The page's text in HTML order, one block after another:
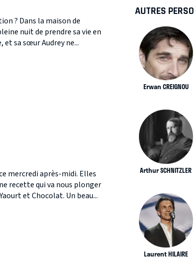
? Dans la maison de
nuit de prendre sa vie en
et sa sœur Audrey ne...
mercredi après-midi. Elles
recette qui va nous plonger
et Chocolat. Un beau...
AUTRES
Erwan CREIGNOU
Arthur SCHNITZLER
Laurent HILAIRE